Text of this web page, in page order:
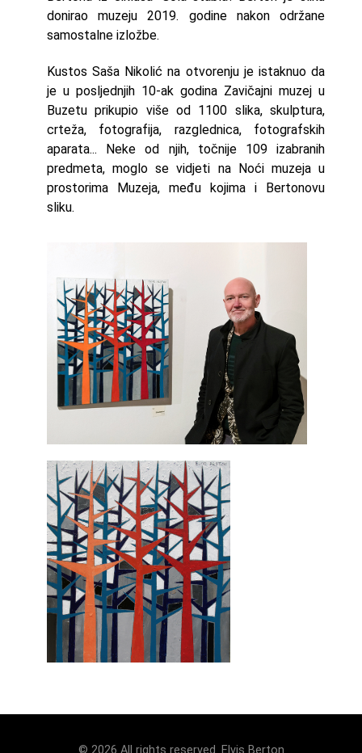
donirao muzeju 2019. godine nakon održane
samostalne izložbe.
Kustos Saša Nikolić na otvorenju je istaknuo da
je u posljednjih 10-ak godina Zavičajni muzej u
Buzetu prikupio više od 1100 slika, skulptura,
crteža, fotografija, razglednica, fotografskih
aparata... Neke od njih, točnije 109 izabranih
predmeta, moglo se vidjeti na Noći muzeja u
prostorima Muzeja, među kojima i Bertonovu
sliku.